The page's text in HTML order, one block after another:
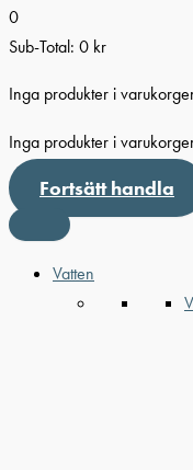
0
Sub-Total: 0 kr
Inga produkter i
Inga produkter i
Fortsätt handla
Vatten